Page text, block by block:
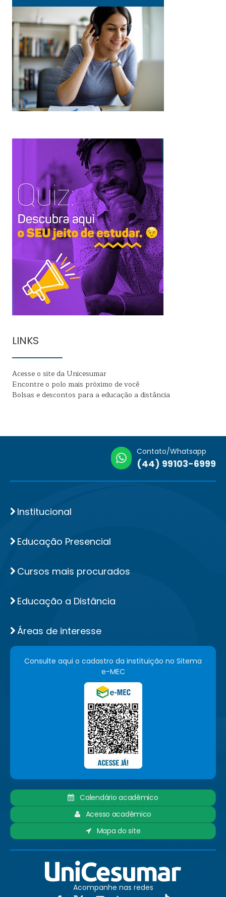
LINKS
Acesse o site da Unicesumar
Encontre o polo mais próximo de você
Bolsas e descontos para a educação a distância
Contato/Whatsapp
(44) 99103-6999
Institucional
Educação Presencial
Cursos mais procurados
Educação a Distância
Áreas de interesse
Consulte aqui o cadastro da instituição no Sitema
e-MEC
Calendário acadêmico
Acesso acadêmico
Mapa do site
Acompanhe nas redes